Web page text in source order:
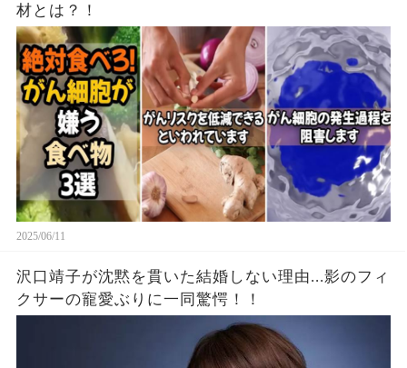
材とは？！
2025/06/11
沢口靖子が沈黙を貫いた結婚しない理由...影のフィ
クサーの寵愛ぶりに一同驚愕！！